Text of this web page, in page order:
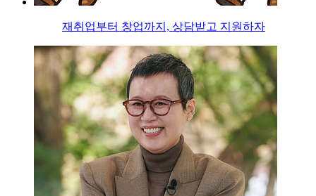
재취업부터 창업까지, 상담받고 지원하자